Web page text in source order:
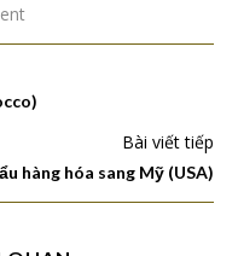
Bài viết tiếp
hàng hóa sang Mỹ (USA)